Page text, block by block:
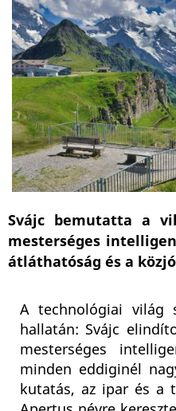
Svájc bemutatta a
mesterséges
átláthatóság és a
A technológiai világ
hallatán: Svájc
mesterséges
minden eddiginél
kutatás, az ipar és a